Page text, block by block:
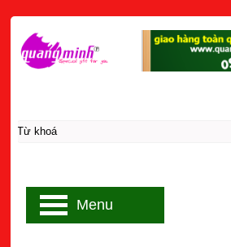
Menu